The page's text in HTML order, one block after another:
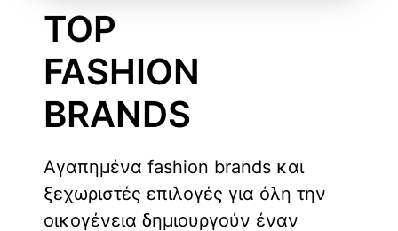
TOP
FASHION
BRANDS
Αγαπημένα fashion brands και
ξεχωριστές επιλογές για όλη την
οικογένεια δημιουργούν έναν